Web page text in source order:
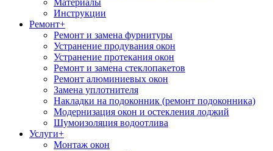
Инструкции
Ремонт+
Ремонт и замена фурнитуры
Устранение продувания окон
Устранение протекания окон
Ремонт и замена стеклопакетов
Ремонт алюминиевых окон
Замена уплотнителя
Накладки на подоконник (ремонт подоконника)
Модернизация окон и остекления лоджий
Шумоизоляция водоотлива
Услуги+
Монтаж окон